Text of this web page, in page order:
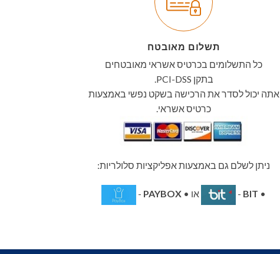
תשלום מאובטח
כל התשלומים בכרטיס אשראי מאובטחים
בתקן PCI-DSS.
אתה יכול לסדר את הרכישה בשקט נפשי באמצעות
כרטיס אשראי.
ניתן לשלם גם באמצעות אפליקציות סלולריות:
•
BIT
- או • PAYBOX
-